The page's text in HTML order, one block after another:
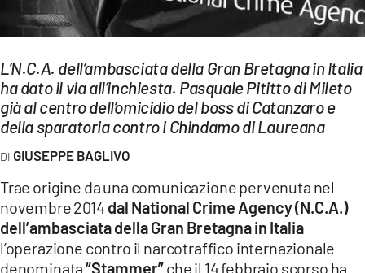
Streaming
LAC NETWORK
LAC ONAIR
Network
LACPLAY.IT
LACTV.IT
L’N.C.A. dell’ambasciata della Gran Bretagna in Italia
ha dato il via all’inchiesta. Pasquale Pititto di Mileto
già al centro dell’omicidio del boss di Catanzaro e
della sparatoria contro i Chindamo di Laureana
GIUSEPPE BAGLIVO
Trae origine da una comunicazione pervenuta nel
novembre 2014 dal National Crime Agency (N.C.A.)
dell’ambasciata della Gran Bretagna in Italia
l’operazione contro il narcotraffico internazionale
denominata“Stammer”che il 14 febbraio scorso ha